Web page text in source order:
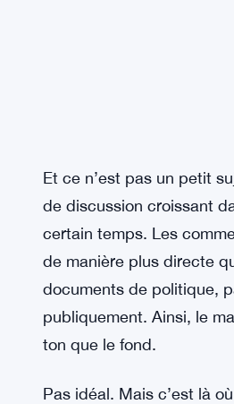
Et ce n’est pas un petit
de discussion croissant
certain temps. Les
de manière plus directe
documents de politique,
publiquement. Ainsi, le
ton que le fond.
Pas idéal. Mais c’est là